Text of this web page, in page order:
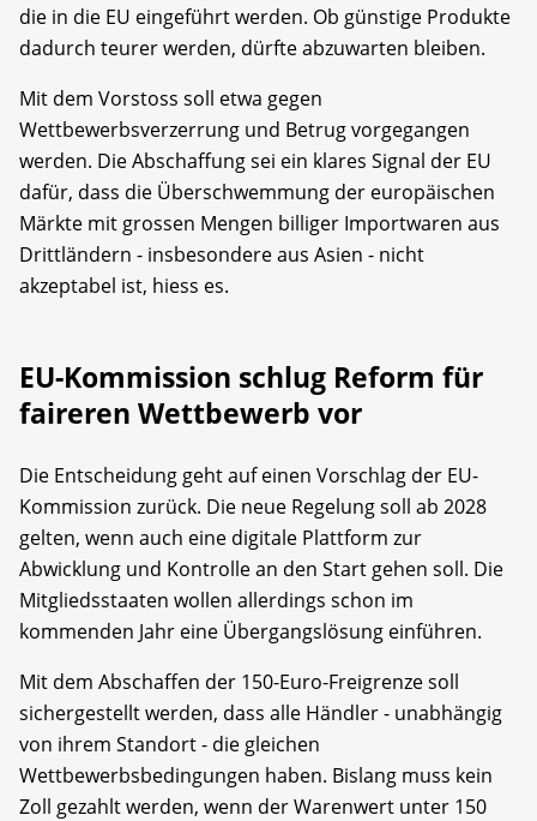
die in die EU eingeführt werden. Ob günstige Produkte
dadurch teurer werden, dürfte abzuwarten bleiben.
Mit dem Vorstoss soll etwa gegen
Wettbewerbsverzerrung und Betrug vorgegangen
werden. Die Abschaffung sei ein klares Signal der EU
dafür, dass die Überschwemmung der europäischen
Märkte mit grossen Mengen billiger Importwaren aus
Drittländern - insbesondere aus Asien - nicht
akzeptabel ist, hiess es.
EU-Kommission schlug Reform für
faireren Wettbewerb vor
Die Entscheidung geht auf einen Vorschlag der EU-
Kommission zurück. Die neue Regelung soll ab 2028
gelten, wenn auch eine digitale Plattform zur
Abwicklung und Kontrolle an den Start gehen soll. Die
Mitgliedsstaaten wollen allerdings schon im
kommenden Jahr eine Übergangslösung einführen.
Mit dem Abschaffen der 150-Euro-Freigrenze soll
sichergestellt werden, dass alle Händler - unabhängig
von ihrem Standort - die gleichen
Wettbewerbsbedingungen haben. Bislang muss kein
Zoll gezahlt werden, wenn der Warenwert unter 150